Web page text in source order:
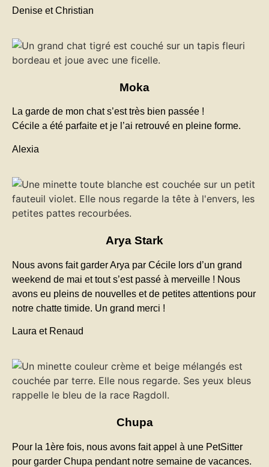
Denise et Christian
Moka
La garde de mon chat s’est très bien passée !
Cécile a été parfaite et je l’ai retrouvé en pleine forme.
Alexia
Arya Stark
Nous avons fait garder Arya par Cécile lors d’un grand
weekend de mai et tout s’est passé à merveille ! Nous
avons eu pleins de nouvelles et de petites attentions pour
notre chatte timide. Un grand merci !
Laura et Renaud
Chupa
Pour la 1ère fois, nous avons fait appel à une PetSitter
pour garder Chupa pendant notre semaine de vacances.